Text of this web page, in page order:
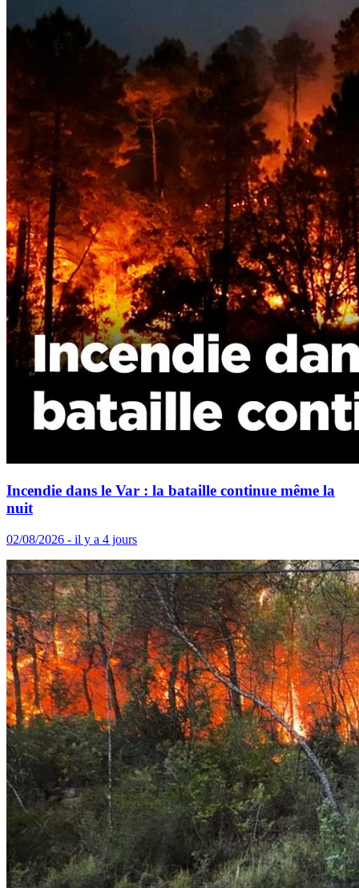
Incendie dans le Var : la bataille continue même la
nuit
02/08/2026 - il y a 4 jours